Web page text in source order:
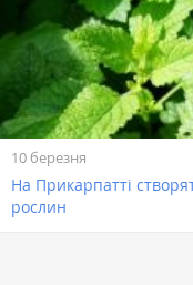
10 березня
На Прикарпатті
рослин